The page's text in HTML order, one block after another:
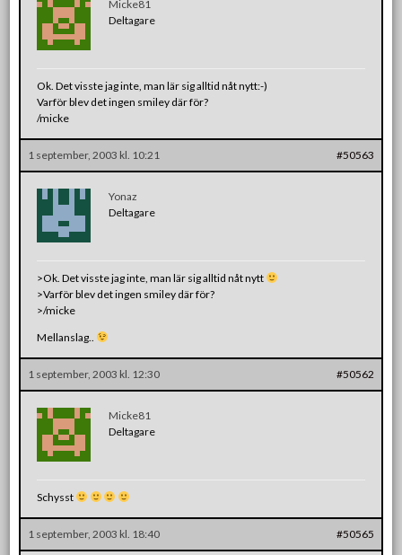
Micke81
Deltagare
Ok. Det visste jag inte, man lär sig alltid nåt nytt:-)
Varför blev det ingen smiley där för?
/micke
1 september, 2003 kl. 10:21 #50563
Yonaz
Deltagare
>Ok. Det visste jag inte, man lär sig alltid nåt nytt
>Varför blev det ingen smiley där för?
>/micke
Mellanslag..
1 september, 2003 kl. 12:30 #50562
Micke81
Deltagare
Schysst
1 september, 2003 kl. 18:40 #50565